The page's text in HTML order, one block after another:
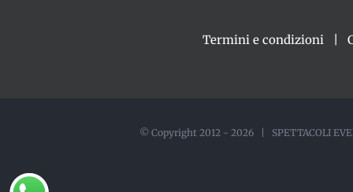
Termini e condizioni
© Copyright 2012 - 2026 | SPETTACOLI